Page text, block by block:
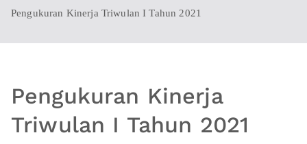
Pengukuran Kinerja Triwulan I Tahun 2021
Pengukuran Kinerja
Triwulan I Tahun 2021